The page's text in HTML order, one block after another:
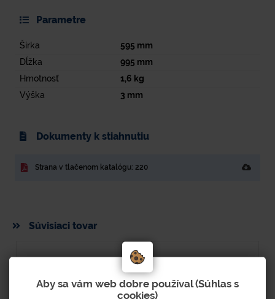
Parametre
Šírka 595 mm
Dĺžka
995 mm
Hmotnosť
1,6 kg
Výška
3 mm
Dokumenty k stiahnutiu
Strana v tlačenom katalógu: 220
Súvisiaci tovar
Aby sa vám web dobre používal (Súhlas s
cookies)